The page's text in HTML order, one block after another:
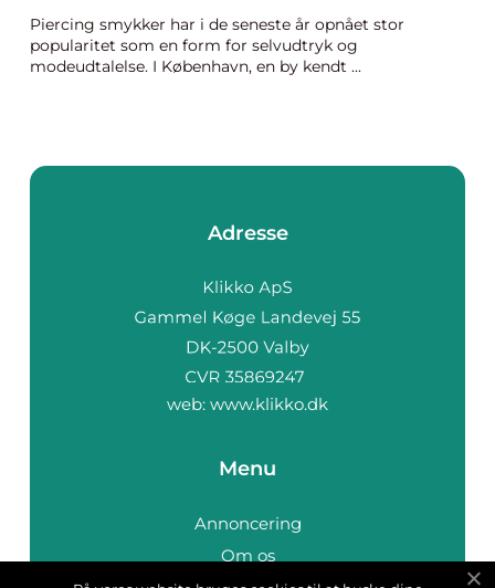
Piercing smykker har i de seneste år opnået stor
popularitet som en form for selvudtryk og
modeudtalelse. I København, en by kendt ...
Adresse
web: www.klikko.dk
Menu
Annoncering
Om os